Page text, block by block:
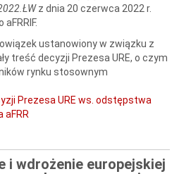
z dnia 20 czerwca 2022 r.
ustanowiony w związku z
treść decyzji Prezesa URE, o czym
rynku stosownym
Prezesa URE ws. odstępstwa
aFRR
i wdrożenie europejskiej